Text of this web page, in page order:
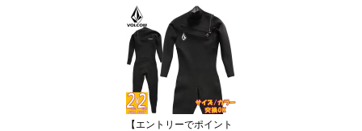
【エントリーでポイント